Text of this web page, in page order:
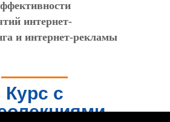
интернет-
и интернет-рекламы
Курс с